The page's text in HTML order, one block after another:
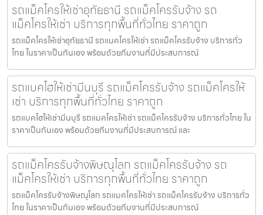
รถแม็คโครให้เช่าอุทัยธานี รถแม็คโครรับจ้าง รถ
แม็คโครให้เช่า บริการทุกพื้นที่ทั่วไทย ราคาถูก
รถแม็คโครให้เช่าอุทัยธานี รถแมคโครให้เช่า รถแม็คโครรับจ้าง บริการทั่ว
ไทย ในราคาเป็นกันเอง พร้อมด้วยทีมงานที่มีประสบการณ์
รถแบคโฮให้เช่ามีนบุรี รถแม็คโครรับจ้าง รถแม็คโครให้
เช่า บริการทุกพื้นที่ทั่วไทย ราคาถูก
รถแบคโฮให้เช่ามีนบุรี รถแมคโครให้เช่า รถแม็คโครรับจ้าง บริการทั่วไทย ใน
ราคาเป็นกันเอง พร้อมด้วยทีมงานที่มีประสบการณ์ และ
รถแม็คโครรับจ้างพิษณุโลก รถแม็คโครรับจ้าง รถ
แม็คโครให้เช่า บริการทุกพื้นที่ทั่วไทย ราคาถูก
รถแม็คโครรับจ้างพิษณุโลก รถแมคโครให้เช่า รถแม็คโครรับจ้าง บริการทั่ว
ไทย ในราคาเป็นกันเอง พร้อมด้วยทีมงานที่มีประสบการณ์